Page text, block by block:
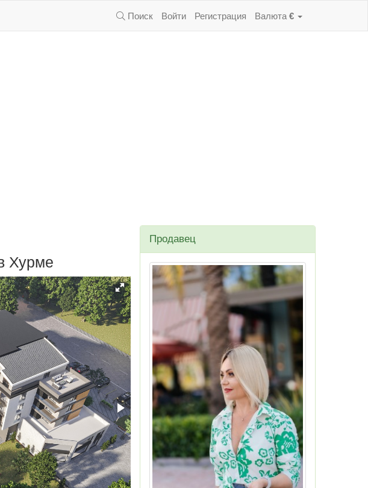
Поиск Войти Регистрация Валюта €
Хурме
Продавец